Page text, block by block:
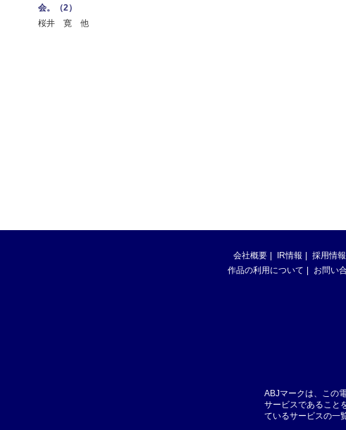
会。（2）
桜井 寛 他
会社概要 IR情報 採用情報
作品の利用について
お問い
ABJマークは、この
サービスであること
ているサービスの一